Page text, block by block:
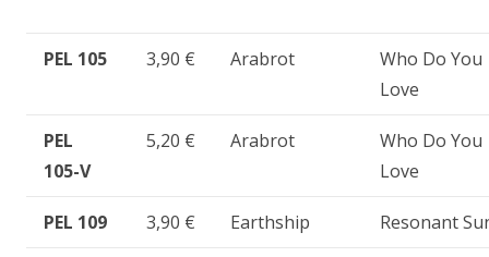
PEL 105 3,90 € Arabrot
Who Do You
Love
PEL
105-V
5,20 € Arabrot
Who Do You
Love
PEL 109 3,90 € Earthship Resonant